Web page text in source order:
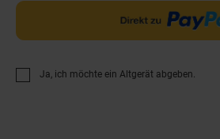
Ja, ich möchte ein Altgerät abgeben.